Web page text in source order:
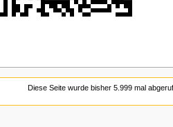
Diese Seite wurde bisher 5.999 mal